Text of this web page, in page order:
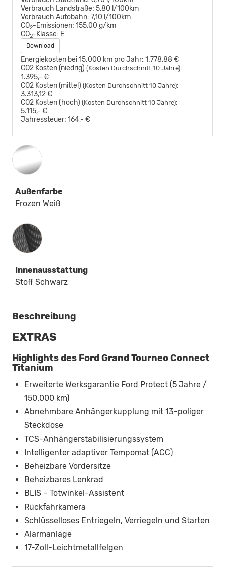
Verbrauch Landstraße: 5,80 l/100km
Verbrauch Autobahn: 7,10 l/100km
CO2-Emissionen: 155,00 g/km
CO2-Klasse: E
Download
Energiekosten bei 15.000 km pro Jahr: 1.778,88 €
CO2 Kosten (niedrig) (Kosten Durchschnitt 10 Jahre):
1.395,- €
CO2 Kosten (mittel) (Kosten Durchschnitt 10 Jahre):
3.313,12 €
CO2 Kosten (hoch) (Kosten Durchschnitt 10 Jahre):
5.115,- €
Jahressteuer: 164,- €
Außenfarbe
Frozen Weiß
Innenausstattung
Innenausstattung
Stoff Schwarz
Beschreibung
EXTRAS
Highlights des Ford Grand Tourneo Connect
Titanium
Erweiterte Werksgarantie Ford Protect (5 Jahre /
150.000 km)
Abnehmbare Anhängerkupplung mit 13-poliger
Steckdose
TCS-Anhängerstabilisierungssystem
Intelligenter adaptiver Tempomat (ACC)
Beheizbare Vordersitze
Beheizbares Lenkrad
BLIS – Totwinkel-Assistent
Rückfahrkamera
Schlüsselloses Entriegeln, Verriegeln und Starten
Alarmanlage
17-Zoll-Leichtmetallfelgen